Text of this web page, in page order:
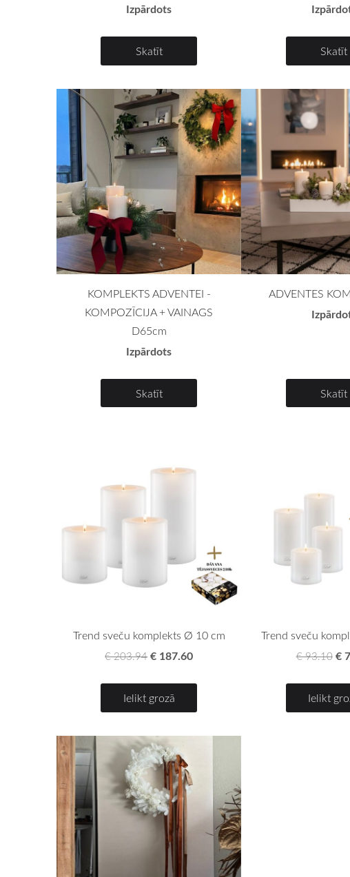
Izpārdots
Skatīt Skatīt
KOMPLEKTS ADVENTEI -
KOMPOZĪCIJA + VAINAGS
D65cm
Izpārdots
Skatīt
ADVENTES
Skatīt
Trend sveču komplekts Ø 10 cm
€ 203.94 € 187.60
Ielikt grozā
Trend sveču
€ 93.10 €
Ielikt